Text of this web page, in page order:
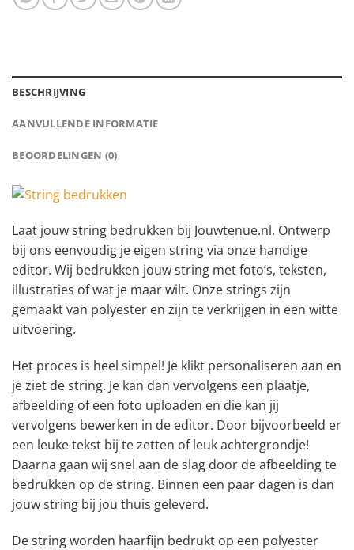
BESCHRIJVING
AANVULLENDE INFORMATIE
BEOORDELINGEN (0)
Laat jouw string bedrukken bij Jouwtenue.nl. Ontwerp
bij ons eenvoudig je eigen string via onze handige
editor. Wij bedrukken jouw string met foto’s, teksten,
illustraties of wat je maar wilt. Onze strings zijn
gemaakt van polyester en zijn te verkrijgen in een witte
uitvoering.
Het proces is heel simpel! Je klikt personaliseren aan en
je ziet de string. Je kan dan vervolgens een plaatje,
afbeelding of een foto uploaden en die kan jij
vervolgens bewerken in de editor. Door bijvoorbeeld er
een leuke tekst bij te zetten of leuk achtergrondje!
Daarna gaan wij snel aan de slag door de afbeelding te
bedrukken op de string. Binnen een paar dagen is dan
jouw string bij jou thuis geleverd.
De string worden haarfijn bedrukt op een polyester